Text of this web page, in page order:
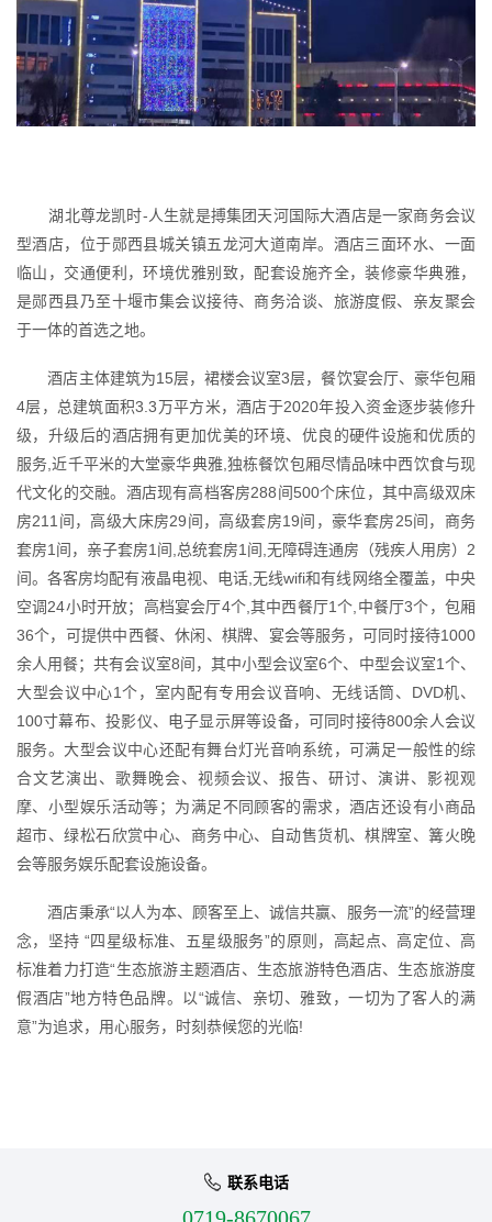
湖北尊龙凯时-人生就是搏集团天河国际大酒店是一家商务会议
型酒店，位于郧西县城关镇五龙河大道南岸。酒店三面环水、一面
临山，交通便利，环境优雅别致，配套设施齐全，装修豪华典雅，
是郧西县乃至十堰市集会议接待、商务洽谈、旅游度假、亲友聚会
于一体的首选之地。
酒店主体建筑为15层，裙楼会议室3层，餐饮宴会厅、豪华包厢
4层，总建筑面积3.3万平方米，酒店于2020年投入资金逐步装修升
级，升级后的酒店拥有更加优美的环境、优良的硬件设施和优质的
服务,近千平米的大堂豪华典雅,独栋餐饮包厢尽情品味中西饮食与现
代文化的交融。酒店现有高档客房288间500个床位，其中高级双床
房211间，高级大床房29间，高级套房19间，豪华套房25间，商务
套房1间，亲子套房1间,总统套房1间,无障碍连通房（残疾人用房）2
间。各客房均配有液晶电视、电话,无线wifi和有线网络全覆盖，中央
空调24小时开放；高档宴会厅4个,其中西餐厅1个,中餐厅3个，包厢
36个，可提供中西餐、休闲、棋牌、宴会等服务，可同时接待1000
余人用餐；共有会议室8间，其中小型会议室6个、中型会议室1个、
大型会议中心1个，室内配有专用会议音响、无线话筒、DVD机、
100寸幕布、投影仪、电子显示屏等设备，可同时接待800余人会议
服务。大型会议中心还配有舞台灯光音响系统，可满足一般性的综
合文艺演出、歌舞晚会、视频会议、报告、研讨、演讲、影视观
摩、小型娱乐活动等；为满足不同顾客的需求，酒店还设有小商品
超市、绿松石欣赏中心、商务中心、自动售货机、棋牌室、篝火晚
会等服务娱乐配套设施设备。
酒店秉承“以人为本、顾客至上、诚信共赢、服务一流”的经营理
念，坚持 “四星级标准、五星级服务”的原则，高起点、高定位、高
标准着力打造“生态旅游主题酒店、生态旅游特色酒店、生态旅游度
假酒店”地方特色品牌。以“诚信、亲切、雅致，一切为了客人的满
意”为追求，用心服务，时刻恭候您的光临!
联系电话